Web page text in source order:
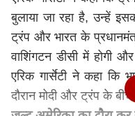
बुलाया जा रहा है, उन्हें
ट्रंप और भारत के
वाशिंगटन डीसी में होगी
एरिक गार्सेटी ने कहा
दौरान मोदी और ट्रंप के